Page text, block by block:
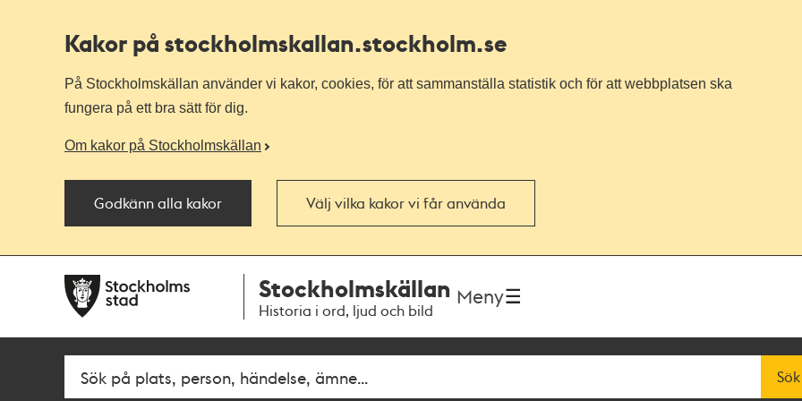
Kakor på stockholmskallan.stockholm.se
På Stockholmskällan använder vi kakor, cookies, för att sammanställa statistik och för att webbplatsen ska
fungera på ett bra sätt för dig.
Om kakor på Stockholmskällan
Godkänn alla kakor Välj vilka kakor vi får använda
navigationen
huvudinnehållet
Stockholmskällan
Historia i ord, ljud och bild
Meny
Fritextsök Sök